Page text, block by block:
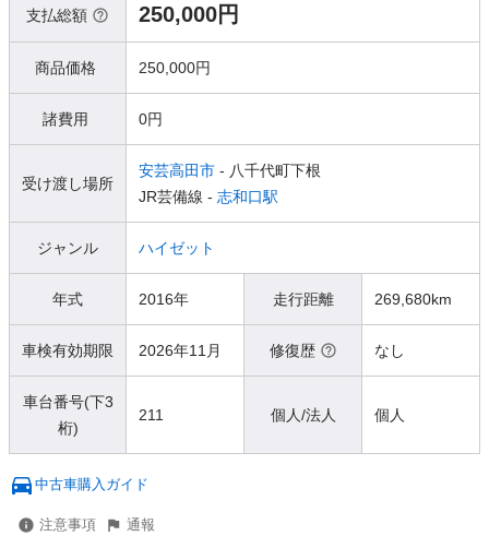
支払総額 250,000円
商品価格 250,000円
諸費用 0円
受け渡し場所
安芸高田市 - 八千代町下根
JR芸備線 - 志和口駅
ジャンル ハイゼット
年式 2016年 走行距離 269,680km
車検有効期限 2026年11月 修復歴 なし
車台番号(下3
桁)
211 個人/法人 個人
中古車購入ガイド
注意事項 通報